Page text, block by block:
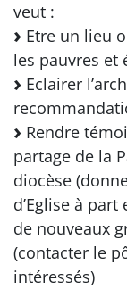
veut :
Etre un lieu
les pauvres et
Eclairer
Rendre
partage de la
diocèse
d’Eglise à
de nouveaux
(contacter le
intéressés)